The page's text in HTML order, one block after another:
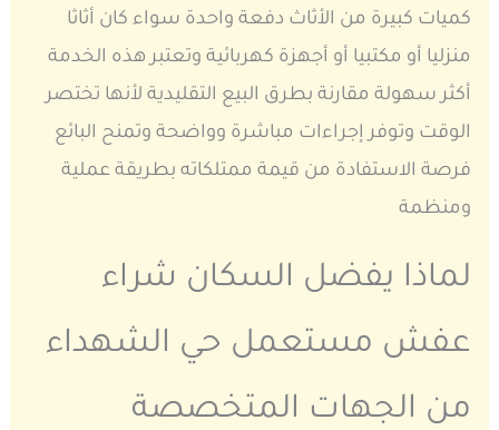
كميات كبيرة من الأثاث دفعة واحدة سواء كان أثاثا
منزليا أو مكتبيا أو أجهزة كهربائية وتعتبر هذه الخدمة
أكثر سهولة مقارنة بطرق البيع التقليدية لأنها تختصر
الوقت وتوفر إجراءات مباشرة وواضحة وتمنح البائع
فرصة الاستفادة من قيمة ممتلكاته بطريقة عملية
ومنظمة
لماذا يفضل السكان شراء
عفش مستعمل حي الشهداء
من الجهات المتخصصة